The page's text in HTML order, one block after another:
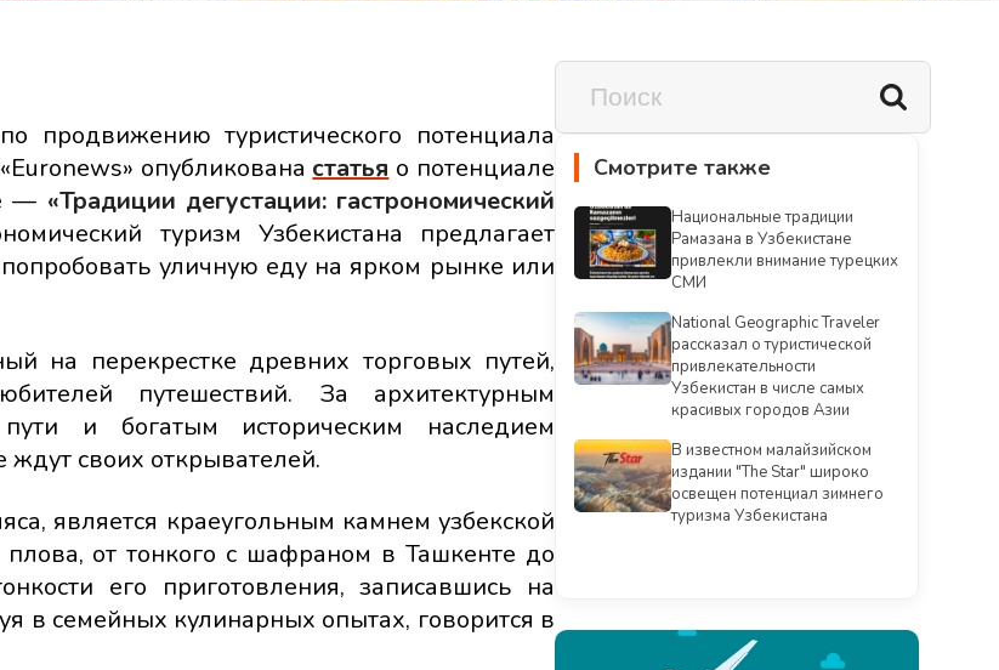
продвижению туристического потенциала
опубликована статья о потенциале
— «Традиции дегустации: гастрономический
туризм Узбекистана предлагает
уличную еду на ярком рынке или
на перекрестке древних торговых путей,
путешествий. За архитектурным
и богатым историческим наследием
ждут своих открывателей.
является краеугольным камнем узбекской
от тонкого с шафраном в Ташкенте до
его приготовления, записавшись на
в семейных кулинарных опытах, говорится в
Смотрите также
Национальные традиции
Рамазана в Узбекистане
привлекли внимание турецких
СМИ
National Geographic Traveler
рассказал о туристической
привлекательности
Узбекистан в числе самых
красивых городов Азии
В известном малайзийском
издании "The Star" широко
освещен потенциал зимнего
туризма Узбекистана